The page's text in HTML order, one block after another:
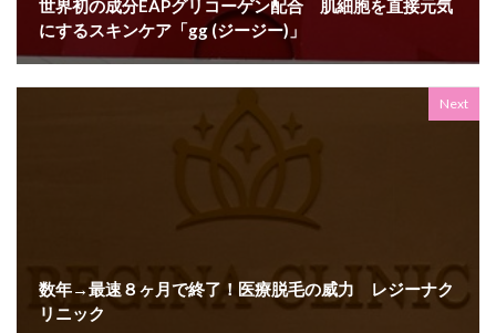
世界初の成分EAPグリコーゲン配合 肌細胞を直接元気
にするスキンケア「gg (ジージー)」
Next
数年→最速８ヶ月で終了！医療脱毛の威力 レジーナク
リニック